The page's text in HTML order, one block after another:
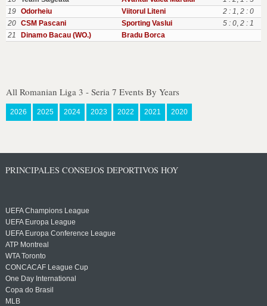
19 Odorheiu Viitorul Liteni 2 : 1, 2 : 0
20 CSM Pascani Sporting Vaslui 5 : 0, 2 : 1
21
Dinamo Bacau (WO.) Bradu Borca
All Romanian Liga 3 - Seria 7 Events By Years
2026 2025 2024 2023 2022 2021 2020
PRINCIPALES CONSEJOS DEPORTIVOS HOY
UEFA Champions League
UEFA Europa League
UEFA Europa Conference League
ATP Montreal
WTA Toronto
CONCACAF League Cup
One Day International
Copa do Brasil
MLB